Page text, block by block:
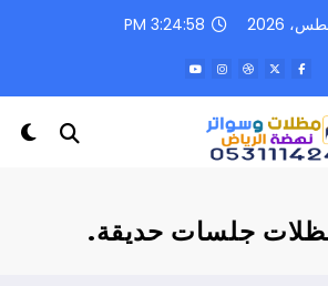
3:24:58 PM
جلسات حديقة.